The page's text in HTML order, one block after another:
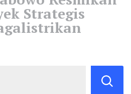
Strategis